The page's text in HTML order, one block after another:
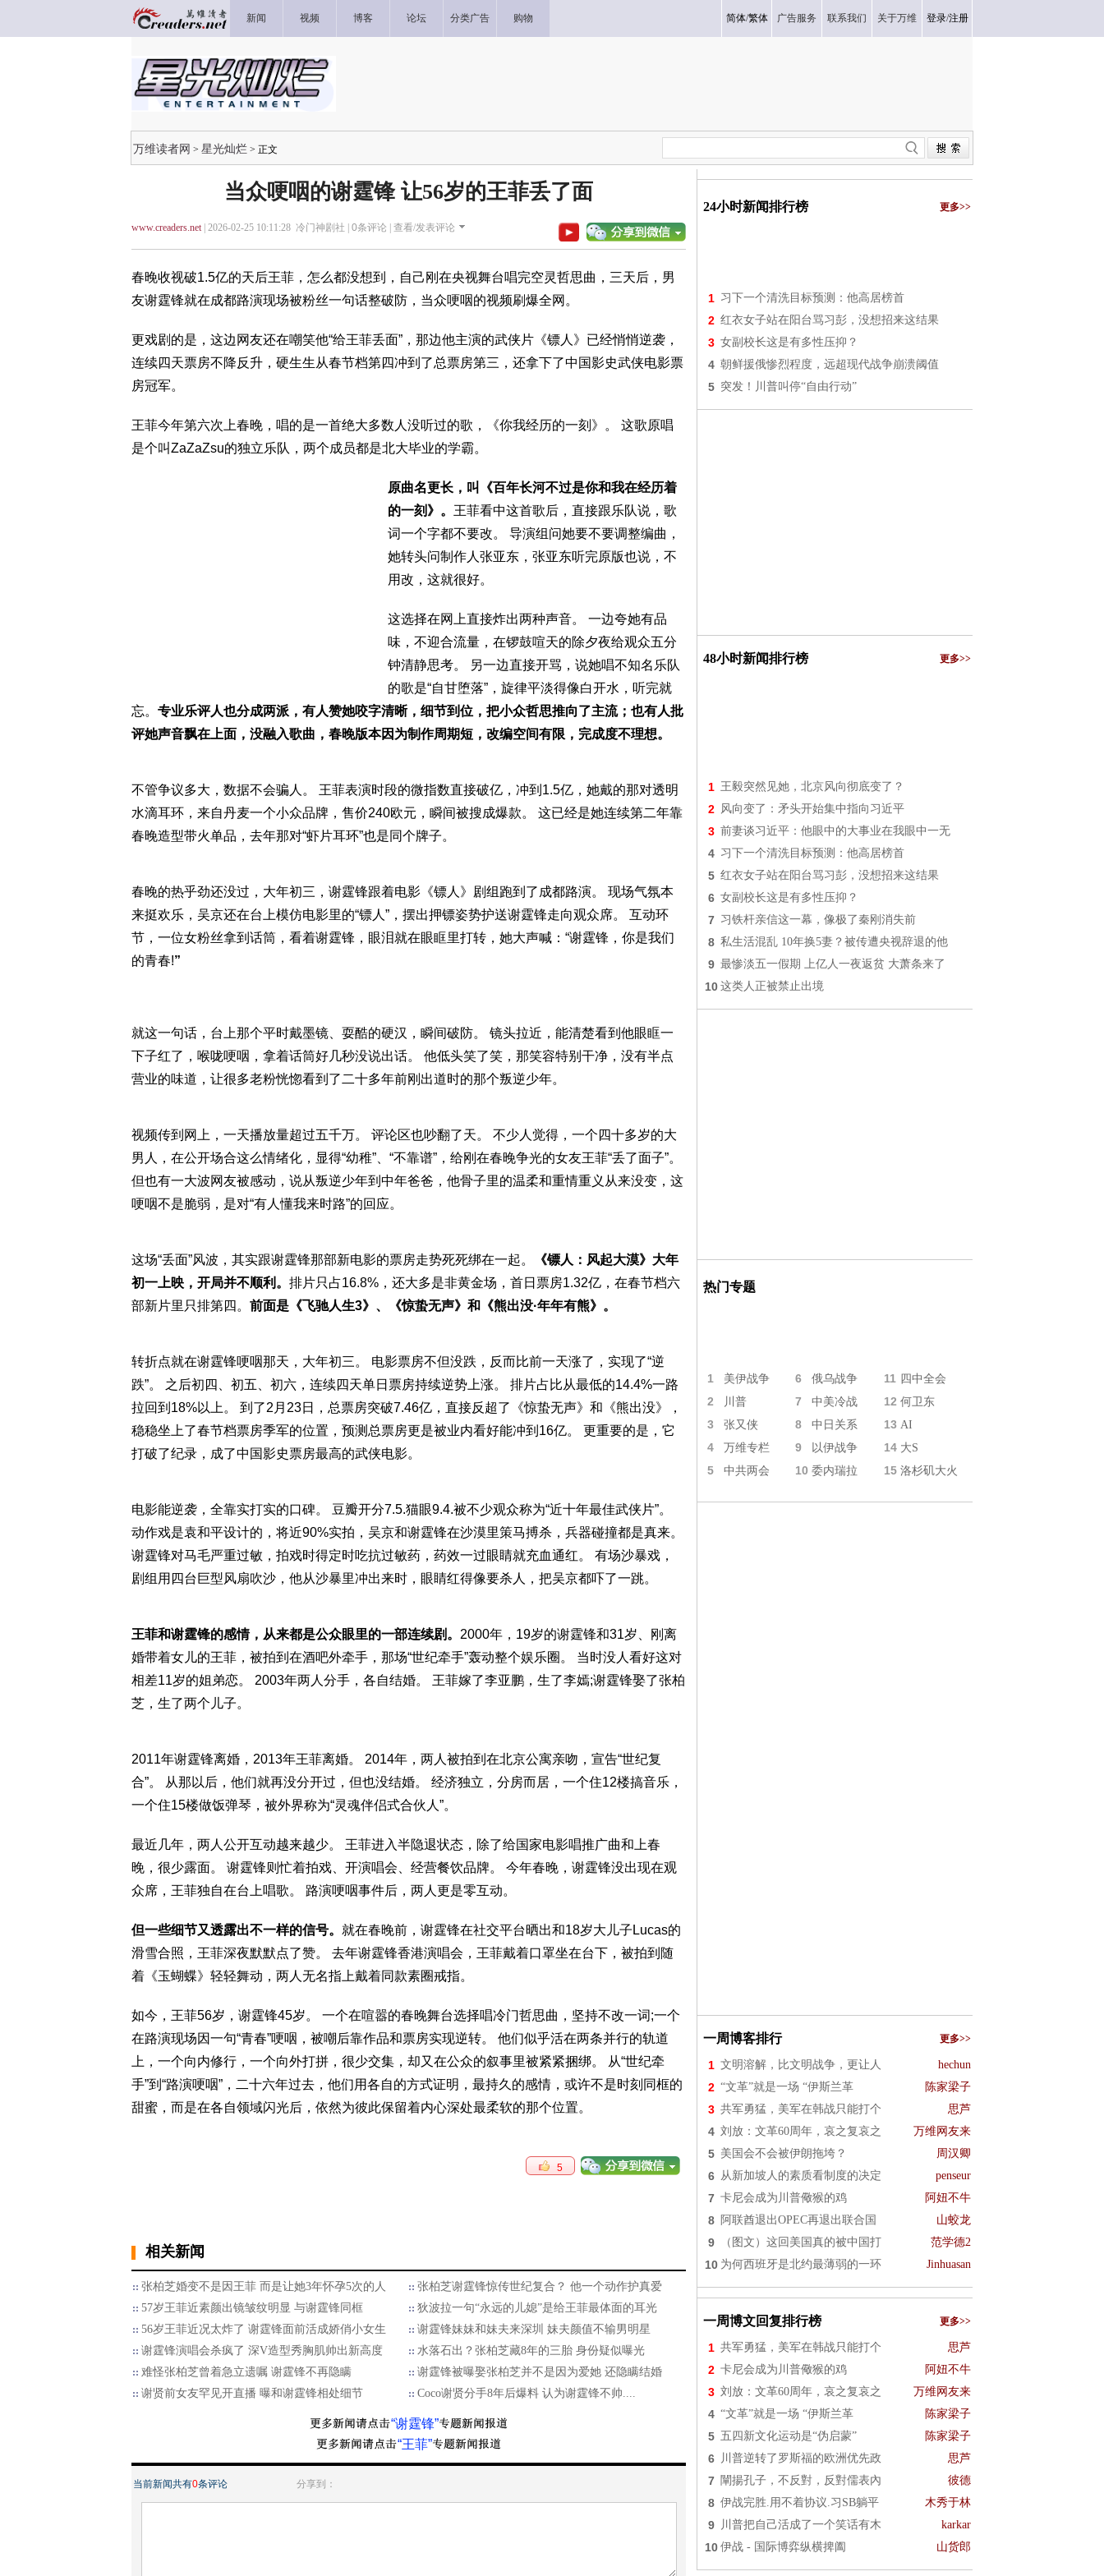
新闻 视频 博客 论坛 分类广告 购物 简体/繁体 广告服务 联系我们 关于万维 登录/注册
万维读者网 > 星光灿烂 > 正文
当众哽咽的谢霆锋 让56岁的王菲丢了面
www.creaders.net| 2026-02-25 10:11:28 冷门神剧社 | 0条评论 | 查看/发表评论
春晚收视破1.5亿的天后王菲，怎么都没想到，自己刚在央视舞台唱完空灵哲思曲，三天后，男
友谢霆锋就在成都路演现场被粉丝一句话整破防，当众哽咽的视频刷爆全网。
更戏剧的是，这边网友还在嘲笑他“给王菲丢面”，那边他主演的武侠片《镖人》已经悄悄逆袭，
连续四天票房不降反升，硬生生从春节档第四冲到了总票房第三，还拿下了中国影史武侠电影票
房冠军。
王菲今年第六次上春晚，唱的是一首绝大多数人没听过的歌，《你我经历的一刻》。 这歌原唱
是个叫ZaZaZsu的独立乐队，两个成员都是北大毕业的学霸。
原曲名更长，叫《百年长河不过是你和我在经历着
的一刻》。 王菲看中这首歌后，直接跟乐队说，歌
词一个字都不要改。 导演组问她要不要调整编曲，
她转头问制作人张亚东，张亚东听完原版也说，不
用改，这就很好。
这选择在网上直接炸出两种声音。 一边夸她有品
味，不迎合流量，在锣鼓喧天的除夕夜给观众五分
钟清静思考。 另一边直接开骂，说她唱不知名乐队
的歌是“自甘堕落”，旋律平淡得像白开水，听完就
忘。 专业乐评人也分成两派，有人赞她咬字清晰，细节到位，把小众哲思推向了主流；也有人批
评她声音飘在上面，没融入歌曲，春晚版本因为制作周期短，改编空间有限，完成度不理想。
不管争议多大，数据不会骗人。 王菲表演时段的微指数直接破亿，冲到1.5亿，她戴的那对透明
水滴耳环，来自丹麦一个小众品牌，售价240欧元，瞬间被搜成爆款。 这已经是她连续第二年靠
春晚造型带火单品，去年那对“虾片耳环”也是同个牌子。
春晚的热乎劲还没过，大年初三，谢霆锋跟着电影《镖人》剧组跑到了成都路演。 现场气氛本
来挺欢乐，吴京还在台上模仿电影里的“镖人”，摆出押镖姿势护送谢霆锋走向观众席。 互动环
节，一位女粉丝拿到话筒，看着谢霆锋，眼泪就在眼眶里打转，她大声喊：“谢霆锋，你是我们
的青春!”
就这一句话，台上那个平时戴墨镜、耍酷的硬汉，瞬间破防。 镜头拉近，能清楚看到他眼眶一
下子红了，喉咙哽咽，拿着话筒好几秒没说出话。 他低头笑了笑，那笑容特别干净，没有半点
营业的味道，让很多老粉恍惚看到了二十多年前刚出道时的那个叛逆少年。
视频传到网上，一天播放量超过五千万。 评论区也吵翻了天。 不少人觉得，一个四十多岁的大
男人，在公开场合这么情绪化，显得“幼稚”、“不靠谱”，给刚在春晚争光的女友王菲“丢了面子”。
但也有一大波网友被感动，说从叛逆少年到中年爸爸，他骨子里的温柔和重情重义从来没变，这
哽咽不是脆弱，是对“有人懂我来时路”的回应。
这场“丢面”风波，其实跟谢霆锋那部新电影的票房走势死死绑在一起。
《镖人：风起大漠》大年
初一上映，开局并不顺利。 排片只占16.8%，还大多是非黄金场，首日票房1.32亿，在春节档六
部新片里只排第四。 前面是《飞驰人生3》、《惊蛰无声》和《熊出没·年年有熊》。
转折点就在谢霆锋哽咽那天，大年初三。 电影票房不但没跌，反而比前一天涨了，实现了“逆
跌”。 之后初四、初五、初六，连续四天单日票房持续逆势上涨。 排片占比从最低的14.4%一路
拉回到18%以上。 到了2月23日，总票房突破7.46亿，直接反超了《惊蛰无声》和《熊出没》，
稳稳坐上了春节档票房季军的位置，预测总票房更是被业内看好能冲到16亿。 更重要的是，它
打破了纪录，成了中国影史票房最高的武侠电影。
电影能逆袭，全靠实打实的口碑。 豆瓣开分7.5.猫眼9.4.被不少观众称为“近十年最佳武侠片”。
动作戏是袁和平设计的，将近90%实拍，吴京和谢霆锋在沙漠里策马搏杀，兵器碰撞都是真来。
谢霆锋对马毛严重过敏，拍戏时得定时吃抗过敏药，药效一过眼睛就充血通红。 有场沙暴戏，
剧组用四台巨型风扇吹沙，他从沙暴里冲出来时，眼睛红得像要杀人，把吴京都吓了一跳。
王菲和谢霆锋的感情，从来都是公众眼里的一部连续剧。 2000年，19岁的谢霆锋和31岁、刚离
婚带着女儿的王菲，被拍到在酒吧外牵手，那场“世纪牵手”轰动整个娱乐圈。 当时没人看好这对
相差11岁的姐弟恋。 2003年两人分手，各自结婚。 王菲嫁了李亚鹏，生了李嫣;谢霆锋娶了张柏
芝，生了两个儿子。
2011年谢霆锋离婚，2013年王菲离婚。 2014年，两人被拍到在北京公寓亲吻，宣告“世纪复
合”。 从那以后，他们就再没分开过，但也没结婚。 经济独立，分房而居，一个住12楼搞音乐，
一个住15楼做饭弹琴，被外界称为“灵魂伴侣式合伙人”。
最近几年，两人公开互动越来越少。 王菲进入半隐退状态，除了给国家电影唱推广曲和上春
晚，很少露面。 谢霆锋则忙着拍戏、开演唱会、经营餐饮品牌。 今年春晚，谢霆锋没出现在观
众席，王菲独自在台上唱歌。 路演哽咽事件后，两人更是零互动。
但一些细节又透露出不一样的信号。 就在春晚前，谢霆锋在社交平台晒出和18岁大儿子Lucas的
滑雪合照，王菲深夜默默点了赞。 去年谢霆锋香港演唱会，王菲戴着口罩坐在台下，被拍到随
着《玉蝴蝶》轻轻舞动，两人无名指上戴着同款素圈戒指。
如今，王菲56岁，谢霆锋45岁。 一个在喧嚣的春晚舞台选择唱冷门哲思曲，坚持不改一词;一个
在路演现场因一句“青春”哽咽，被嘲后靠作品和票房实现逆转。 他们似乎活在两条并行的轨道
上，一个向内修行，一个向外打拼，很少交集，却又在公众的叙事里被紧紧捆绑。 从“世纪牵
手”到“路演哽咽”，二十六年过去，他们用各自的方式证明，最持久的感情，或许不是时刻同框的
甜蜜，而是在各自领域闪光后，依然为彼此保留着内心深处最柔软的那个位置。
5
相关新闻
张柏芝婚变不是因王菲 而是让她3年怀孕5次的人
张柏芝谢霆锋惊传世纪复合？ 他一个动作护真爱
57岁王菲近素颜出镜皱纹明显 与谢霆锋同框
狄波拉一句“永远的儿媳”是给王菲最体面的耳光
56岁王菲近况太炸了 谢霆锋面前活成娇俏小女生
谢霆锋妹妹和妹夫来深圳 妹夫颜值不输男明星
谢霆锋演唱会杀疯了 深V造型秀胸肌帅出新高度
水落石出？张柏芝藏8年的三胎 身份疑似曝光
难怪张柏芝曾着急立遗嘱 谢霆锋不再隐瞒
谢霆锋被曝娶张柏芝并不是因为爱她 还隐瞒结婚
谢贤前女友罕见开直播 曝和谢霆锋相处细节
Coco谢贤分手8年后爆料 认为谢霆锋不帅....
“谢霆锋”
“王菲”
当前新闻共有0条评论 分享到：
24小时新闻排行榜 更多>>
1 习下一个清洗目标预测：他高居榜首
2 红衣女子站在阳台骂习彭，没想招来这结果
3 女副校长这是有多性压抑？
4 朝鲜援俄惨烈程度，远超现代战争崩溃阈值
5 突发！川普叫停“自由行动”
48小时新闻排行榜 更多>>
1 王毅突然见她，北京风向彻底变了？
2 风向变了：矛头开始集中指向习近平
3 前妻谈习近平：他眼中的大事业在我眼中一无
4 习下一个清洗目标预测：他高居榜首
5 红衣女子站在阳台骂习彭，没想招来这结果
6 女副校长这是有多性压抑？
7 习铁杆亲信这一幕，像极了秦刚消失前
8 私生活混乱 10年换5妻？被传遭央视辞退的他
9 最惨淡五一假期 上亿人一夜返贫 大萧条来了
10 这类人正被禁止出境
热门专题
1 美伊战争 6 俄乌战争 11 四中全会
2 川普 7 中美冷战 12 何卫东
3 张又侠 8 中日关系 13 AI
4 万维专栏 9 以伊战争 14 大S
5 中共两会 10 委内瑞拉 15 洛杉矶大火
一周博客排行 更多>>
1 文明溶解，比文明战争，更让人 hechun
2 “文革”就是一场 “伊斯兰革 陈家梁子
3 共军勇猛，美军在韩战只能打个 思芦
4 刘放：文革60周年，哀之复哀之 万维网友来
5 美国会不会被伊朗拖垮？ 周汉卿
6 从新加坡人的素质看制度的决定 penseur
7 卡尼会成为川普儆猴的鸡 阿妞不牛
8 阿联酋退出OPEC再退出联合国 山蛟龙
9 （图文）这回美国真的被中国打 范学德2
10 为何西班牙是北约最薄弱的一环 Jinhuasan
一周博文回复排行榜 更多>>
1 共军勇猛，美军在韩战只能打个 思芦
2 卡尼会成为川普儆猴的鸡 阿妞不牛
3 刘放：文革60周年，哀之复哀之 万维网友来
4 “文革”就是一场 “伊斯兰革 陈家梁子
5 五四新文化运动是“伪启蒙” 陈家梁子
6 川普逆转了罗斯福的欧洲优先政 思芦
7 闡揚孔子，不反對，反對儒表內 彼德
8 伊战完胜.用不着协议.习SB躺平 木秀于林
9 川普把自己活成了一个笑话有木 karkar
10 伊战 - 国际博弈纵横捭阖 山货郎